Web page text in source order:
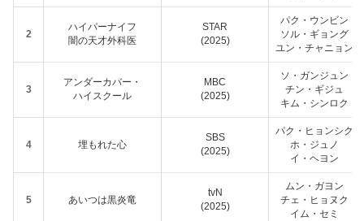
2
ハイパーナイフ
闇の天才外科医
STAR
(2025)
パク・ウンビン
ソル・ギョング
ユン・チャニョン
3
アンダーカバー・
ハイスクール
MBC
(2025)
ソ・ガンジュン
チン・ギジュ
キム・シンロク
4 埋もれた心
SBS
(2025)
パク・ヒョンシク
ホ・ジュノ
イ・ヘヨン
5 あいつは黒炎竜
tvN
(2025)
ムン・ガヨン
チェ・ヒョヌク
イム・セミ